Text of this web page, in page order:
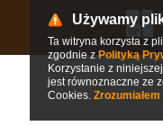
Używamy
Ta witryna korzysta z
zgodnie zPolityką
Korzystanie z
jest równoznaczne ze
Cookies.